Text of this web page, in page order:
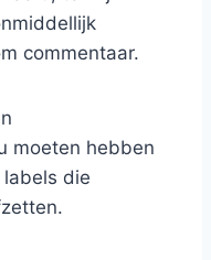
commentaar.
moeten hebben
die